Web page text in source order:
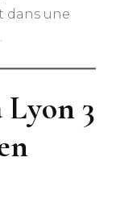
dans une
Lyon 3